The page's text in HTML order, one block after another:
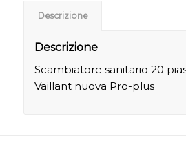
Descrizione
Descrizione
Scambiatore sanitario 20
Vaillant nuova Pro-plus